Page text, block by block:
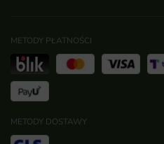
METODY PŁATNOŚCI
METODY DOSTAWY